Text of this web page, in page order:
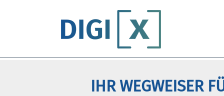
IHR WEGWEISER